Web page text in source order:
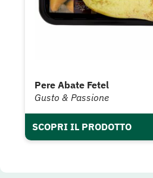
Pere Abate Fetel
Gusto & Passione
SCOPRI IL PRODOTTO